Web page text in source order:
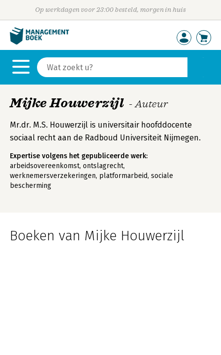
Op werkdagen voor 23:00 besteld, morgen in huis
Mijke Houwerzijl - Auteur
Mr.dr. M.S. Houwerzijl is universitair hoofddocente
sociaal recht aan de Radboud Universiteit Nijmegen.
Expertise volgens het gepubliceerde werk:
arbeidsovereenkomst, ontslagrecht,
werknemersverzekeringen, platformarbeid, sociale
bescherming
Boeken van Mijke Houwerzijl